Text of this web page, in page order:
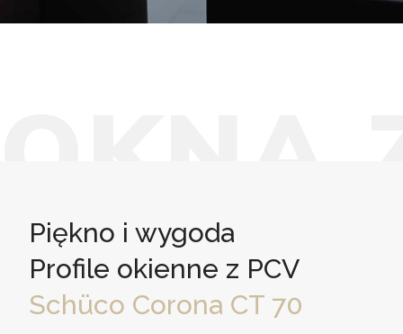
Piękno i wygoda
Profile okienne z PCV
Schüco Corona CT 70